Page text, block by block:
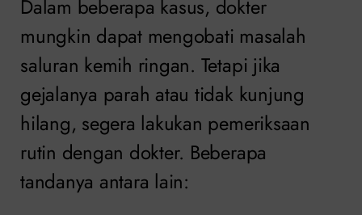
Dalam beberapa kasus, dokter
mungkin dapat mengobati masalah
saluran kemih ringan. Tetapi jika
gejalanya parah atau tidak kunjung
hilang, segera lakukan pemeriksaan
rutin dengan dokter. Beberapa
tandanya antara lain: